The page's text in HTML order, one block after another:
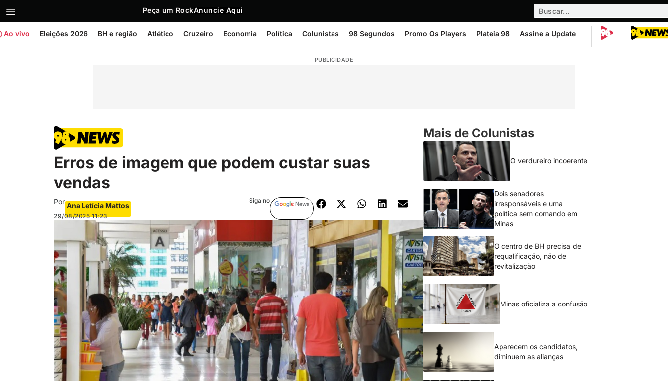
Peça um RockAnuncie Aqui
Ao vivo Eleições 2026 BH e região Atlético Cruzeiro Economia Política Colunistas 98 Segundos Promo Os Players Plateia 98 Assine a Update
PUBLICIDADE
Erros de imagem que podem custar suas
vendas
Por Ana Letícia Mattos
29/08/2025 11:23
Siga no
Mais de Colunistas
O verdureiro incoerente
Dois senadores
irresponsáveis e uma
política sem comando em
Minas
O centro de BH precisa de
requalificação, não de
revitalização
Minas oficializa a confusão
Aparecem os candidatos,
diminuem as alianças